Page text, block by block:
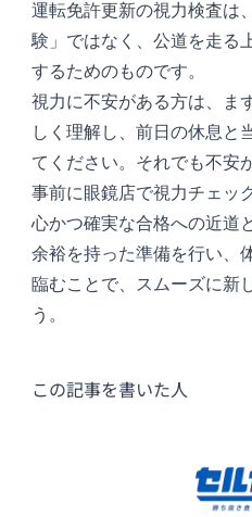
運転免許更新の視力検査は
験」ではなく、公道を走る
するためのものです。
視力に不安がある方は、ま
しく理解し、前日の休息と
てください。それでも不安
事前に眼鏡店で視力チェッ
心かつ確実な合格への近道
余裕を持った準備を行い、
臨むことで、スムーズに新
う。
この記事を書いた人